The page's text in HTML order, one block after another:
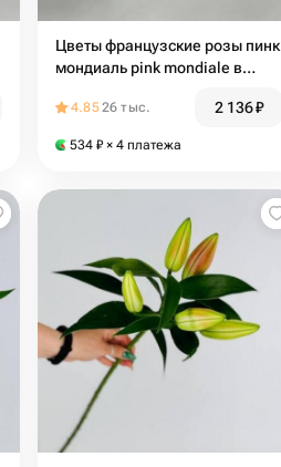
Цветы французские розы пинк
мондиаль pink mondiale в
3 шт
4.8526 тыс. 2 136₽
534 ₽ × 4 платежа